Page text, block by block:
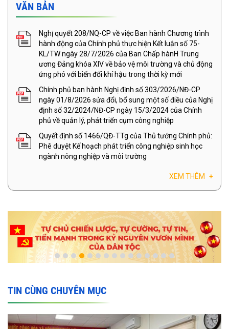
VĂN BẢN
Nghị quyết 208/NQ-CP về việc Ban hành Chương trình
hành động của Chính phủ thực hiện Kết luận số 75-
KL/TW ngày 28/7/2026 của Ban Chấp hànH Trung
ương Đảng khóa XIV về bảo vệ môi trường và chủ động
ứng phó với biến đổi khí hậu trong thời kỳ mới
Chính phủ ban hành Nghị định số 303/2026/NĐ-CP
ngày 01/8/2026 sửa đổi, bổ sung một số điều của Nghị
định số 32/2024/NĐ-CP ngày 15/3/2024 của Chính
phủ về quản lý, phát triển cụm công nghiệp
Quyết định số 1466/QĐ-TTg của Thủ tướng Chính phủ:
Phê duyệt Kế hoạch phát triển công nghiệp sinh học
ngành nông nghiệp và môi trường
XEM THÊM +
TIN CÙNG CHUYÊN MỤC